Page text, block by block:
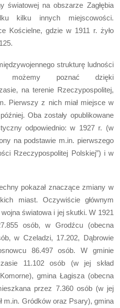
światowej na obszarze Zagłębia
kilku innych miejscowości.
Kościelne, gdzie w 1911 r. żyło
strukturę ludności
możemy poznać dzięki
na terenie Rzeczypospolitej,
Pierwszy z nich miał miejsce w
Oba zostały opublikowane
odpowiednio: w 1927 r. (w
na podstawie m.in. pierwszego
Rzeczypospolitej Polskiej”) i w
pokazał znaczące zmiany w
miast. Oczywiście głównym
światowa i jej skutki. W 1921
osób, w Grodźcu (obecna
w Czeladzi, 17.202, Dąbrowie
86.497 osób. W gminie
11.102 osób (w jej skład
gmina Łagisza (obecna
przez 7.360 osób (w jej
m.in. Gródków oraz Psary), gmina